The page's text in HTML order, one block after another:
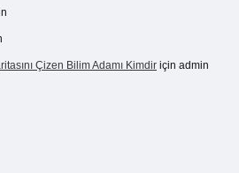
Çizen Bilim Adamı Kimdir için admin